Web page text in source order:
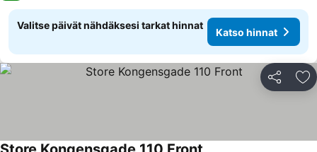
Valitse päivät nähdäksesi tarkat hinnat
Katso hinnat
Jaa